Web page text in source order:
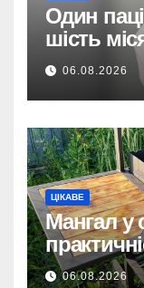
Один
шість
06.08.2026
ЦІКАВЕ
Мангал у
дизайну
06.08.2026